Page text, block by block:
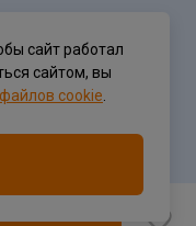
сайт работал
сайтом, вы
файлов cookie